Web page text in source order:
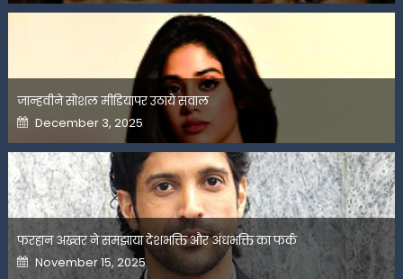
जान्हवीने सोशल मीडियापर उठाये सवाल
Posted
on
December 3, 2025
फरहान अख्तर ने समझाया देशभक्ति और अंधभक्ति का फर्क
Posted
on
November 15, 2025